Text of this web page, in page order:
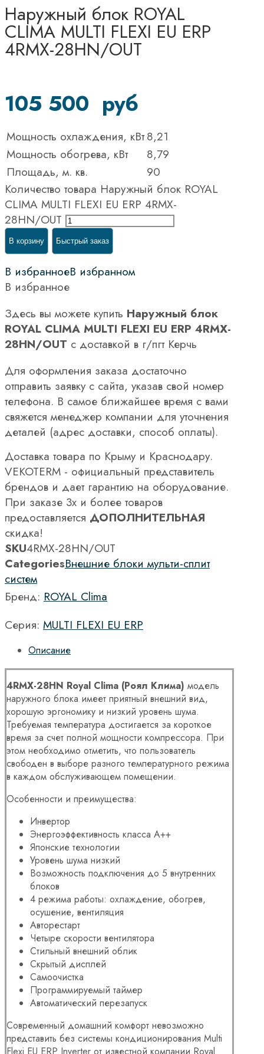
Наружный блок ROYAL
CLIMA MULTI FLEXI EU ERP
4RMX-28HN/OUT
105 500 руб
Мощность охлаждения, кВт8,21
Мощность обогрева, кВт
8,79
Площадь, м. кв.
90
Количество товара Наружный блок ROYAL
CLIMA MULTI FLEXI EU ERP 4RMX-
28HN/OUT
В корзину Быстрый заказ
В избранноеВ избранном
В избранное
Здесь вы можете купить Наружный блок
ROYAL CLIMA MULTI FLEXI EU ERP 4RMX-
28HN/OUT с доставкой в г/пгт Керчь
Для оформления заказа достаточно
отправить заявку с сайта, указав свой номер
телефона. В самое ближайшее время с вами
свяжется менеджер компании для уточнения
деталей (адрес доставки, способ оплаты).
Доставка товара по Крыму и Краснодару.
VEKOTERM - официальный представитель
брендов и дает гарантию на оборудование.
При заказе 3х и более товаров
предоставляется ДОПОЛНИТЕЛЬНАЯ
скидка!
SKU4RMX-28HN/OUT
CategoriesВнешние блоки мульти-сплит
систем
Бренд: ROYAL Clima
Серия: MULTI FLEXI EU ERP
Описание
4RMX-28HN Royal Clima (Роял Клима) модель
наружного блока имеет приятный внешний вид,
хорошую эргономику и низкий уровень шума.
Требуемая температура достигается за короткое
время за счет полной мощности компрессора. При
этом необходимо отметить, что пользователь
свободен в выборе разного температурного режима
в каждом обслуживающем помещении.
Особенности и преимущества:
Инвертор
Энергоэффективность класса А++
Японские технологии
Уровень шума низкий
Возможность подключения до 5 внутренних
блоков
4 режима работы: охлаждение, обогрев,
осушение, вентиляция
Авторестарт
Четыре скорости вентилятора
Стильный внешний облик
Скрытый дисплей
Самоочистка
Программируемый таймер
Автоматический перезапуск
Современный домашний комфорт невозможно
представить без системы кондиционирования Multi
Flexi EU ERP Inverter от известной компании Royal